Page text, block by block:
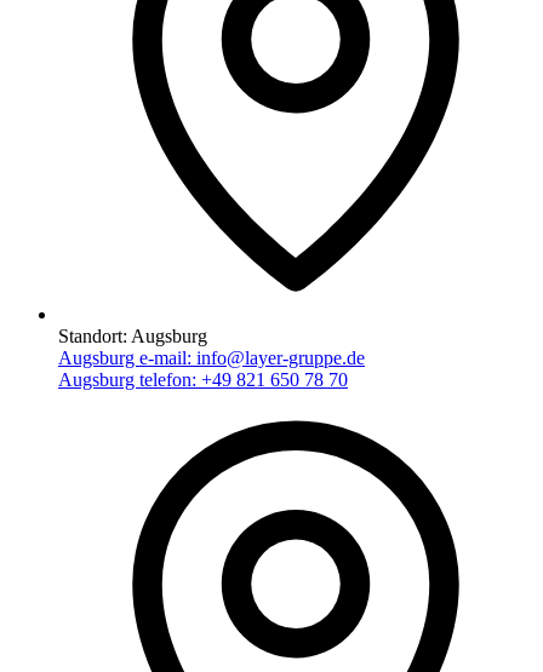
Standort: Augsburg
Augsburg e-mail: info@layer-gruppe.de
Augsburg telefon: +49 821 650 78 70